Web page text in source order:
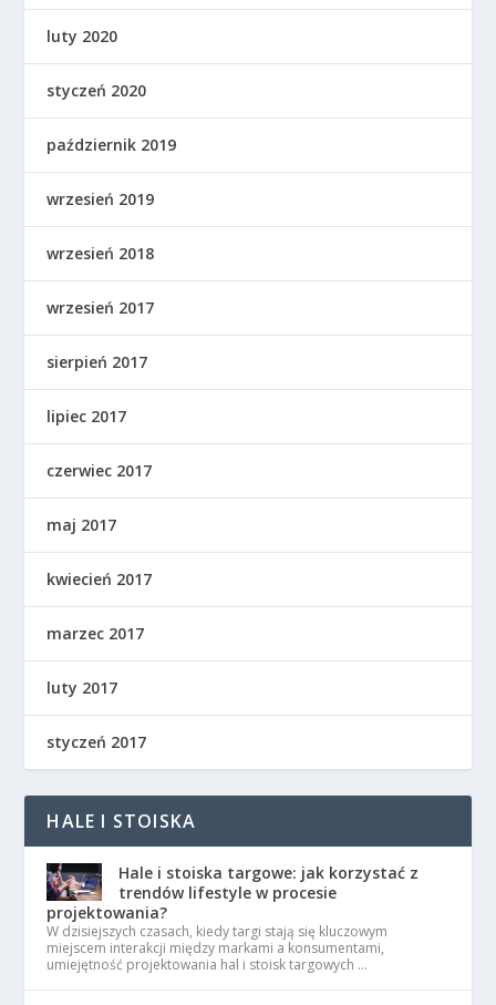
luty 2020
styczeń 2020
październik 2019
wrzesień 2019
wrzesień 2018
wrzesień 2017
sierpień 2017
lipiec 2017
czerwiec 2017
maj 2017
kwiecień 2017
marzec 2017
luty 2017
styczeń 2017
HALE I STOISKA
Hale i stoiska targowe: jak korzystać z
trendów lifestyle w procesie
projektowania?
W dzisiejszych czasach, kiedy targi stają się kluczowym
miejscem interakcji między markami a konsumentami,
umiejętność projektowania hal i stoisk targowych …